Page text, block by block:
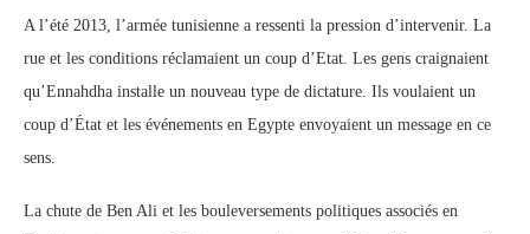
A l’été 2013, l’armée tunisienne a ressenti la pression d’intervenir. La
rue et les conditions réclamaient un coup d’Etat. Les gens craignaient
qu’Ennahdha installe un nouveau type de dictature. Ils voulaient un
coup d’État et les événements en Egypte envoyaient un message en ce
sens.
La chute de Ben Ali et les bouleversements politiques associés en